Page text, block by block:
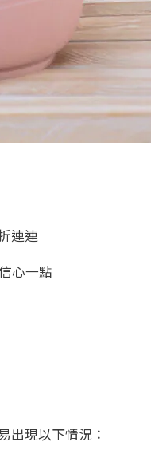
連連
心一點
出現以下情況：